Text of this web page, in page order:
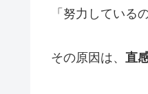
「努力している
その原因は、 直